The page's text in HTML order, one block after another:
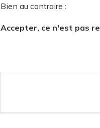
Bien au contraire :
Accepter, ce n'est pas